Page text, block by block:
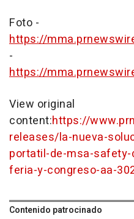
Foto -
https://
-
https://
View original
content:https://
releases/la-nueva-
portatil-de-msa-
feria-y-congreso-aa-
Contenido patrocinado